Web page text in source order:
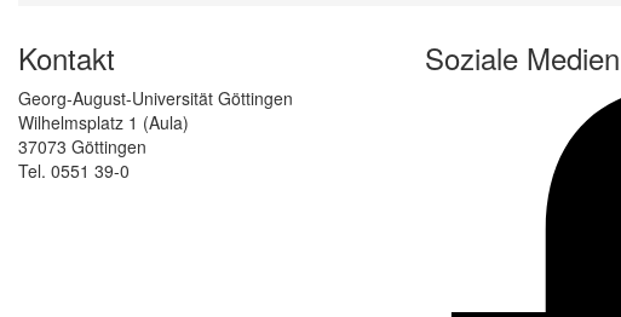
Kontakt
Georg-August-Universität Göttingen
Wilhelmsplatz 1 (Aula)
37073 Göttingen
Tel. 0551 39-0
Soziale Medien